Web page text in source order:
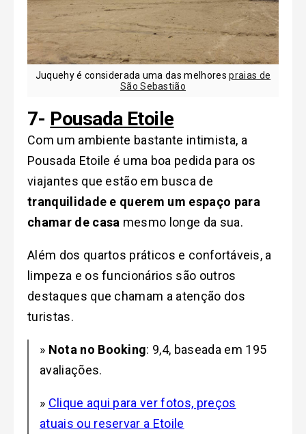
Juquehy é considerada uma das melhorespraias de
São Sebastião
7- Pousada Etoile
Com um ambiente bastante intimista, a
Pousada Etoile é uma boa pedida para os
viajantes que estão em busca de
tranquilidade e querem um espaço para
chamar de casa mesmo longe da sua.
Além dos quartos práticos e confortáveis, a
limpeza e os funcionários são outros
destaques que chamam a atenção dos
turistas.
» Nota no Booking: 9,4, baseada em 195
avaliações.
» Clique aqui para ver fotos, preços
atuais ou reservar a Etoile